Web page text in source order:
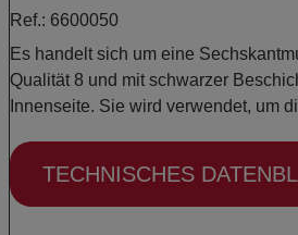
Ref.: 6600050
Es handelt sich um eine
Qualität 8 und mit schwarzer
Innenseite. Sie wird verwendet, um
TECHNISCHES